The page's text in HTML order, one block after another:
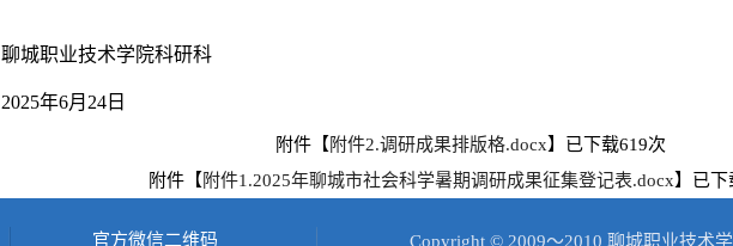
聊城职业技术学院科研科
2025年6月24日
附件【 附件2.调研成果排版格.docx】已下载619次
附件【 附件1.2025年聊城市社会科学暑期调研成果征集登记表.docx】已下
官方微信二维码 Copyright © 2009～2010 聊城职业技术